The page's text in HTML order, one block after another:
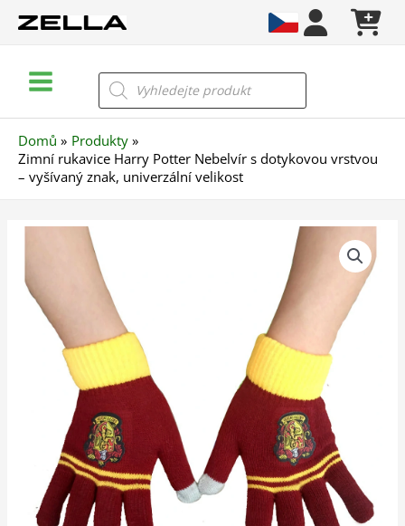
Menu
Products
search
Domů
Produkty
Zimní rukavice Harry Potter Nebelvír s dotykovou vrstvou
– vyšívaný znak, univerzální velikost
Harry
Potter
Nebelvír
dotykovou
vyšívaný
univerzální
velikost
množství